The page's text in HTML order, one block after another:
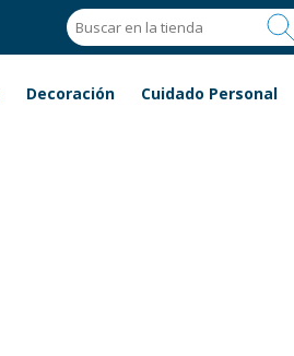
Decoración Cuidado Personal